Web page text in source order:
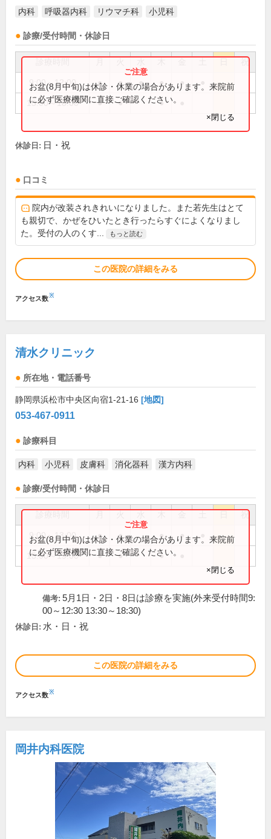
内科 呼吸器内科 リウマチ科 小児科
診療/受付時間・休診日
祝
9:00～12:00 ● ● ● ● ●
15:00～18:00 ● ● ●
お盆(8月中旬)は休診・休業の場合があります。来院前
に必ず医療機関に直接ご確認ください。
×閉じる
休診日: 日・祝
口コミ
院内が改装されきれいになりました。また若先生はとて
も親切で、かぜをひいたとき行ったらすぐによくなりまし
た。受付の人のくす...
もっと読む
この医院の詳細をみる
アクセス数※
清水クリニック
所在地・電話番号
静岡県浜松市中央区向宿1-21-16 [地図]
053-467-0911
診療科目
内科 小児科 皮膚科 消化器科 漢方内科
診療/受付時間・休診日
祝
9:00～13:00 ● ● ● ●
15:00～19:00 ● ● ●
お盆(8月中旬)は休診・休業の場合があります。来院前
に必ず医療機関に直接ご確認ください。
×閉じる
備考: 5月1日・2日・8日は診療を実施(外来受付時間9:
00～12:30 13:30～18:30)
休診日: 水・日・祝
この医院の詳細をみる
アクセス数※
岡井内科医院